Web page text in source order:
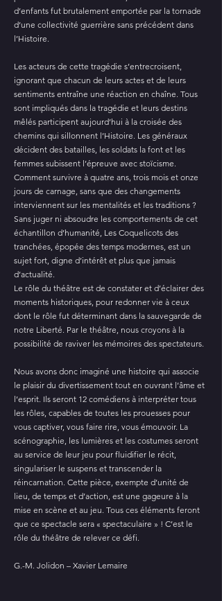
d’enfants fut brutalement emportée par la tornade
d’une collectivité guerrière sans précédent dans
l’Histoire.
Les acteurs de cette tragédie s’entrecroisent,
ignorant que chacun de leurs actes et de leurs
sentiments entraîne une réaction en chaîne. Tous
sont impliqués dans la tragédie et leurs destins
mêlés participent aujourd’hui à la croisée des
chemins qui sillonnent l’Histoire. Les généraux
décident des batailles, les soldats la font et les
femmes subissent l’épreuve avec stoïcisme.
Comment survivre à quatre ans, trois mois et onze
jours de carnage, sans que des changements
interviennent sur les mentalités et les traditions ?
Sans juger ni absoudre les comportements de cet
échantillon d’humanité, Les Coquelicots des
tranchées, épopée des temps modernes, est un
sujet fort, digne d’intérêt et plus que jamais
d’actualité.
Le rôle du théâtre est de constater et d’éclairer des
moments historiques, pour redonner vie à ceux
dont le rôle fut déterminant dans la sauvegarde de
notre Liberté. Par le théâtre, nous croyons à la
possibilité de raviver les mémoires des spectateurs.
Nous avons donc imaginé une histoire qui associe
le plaisir du divertissement tout en ouvrant l’âme et
l’esprit. Ils seront 12 comédiens à interpréter tous
les rôles, capables de toutes les prouesses pour
vous captiver, vous faire rire, vous émouvoir. La
scénographie, les lumières et les costumes seront
au service de leur jeu pour fluidifier le récit,
singulariser le suspens et transcender la
réincarnation. Cette pièce, exempte d’unité de
lieu, de temps et d’action, est une gageure à la
mise en scène et au jeu. Tous ces éléments feront
que ce spectacle sera « spectaculaire » ! C’est le
rôle du théâtre de relever ce défi.
G.-M. Jolidon – Xavier Lemaire